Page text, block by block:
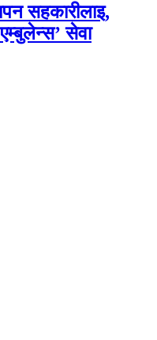
सहकारीलाइ,
सेवा